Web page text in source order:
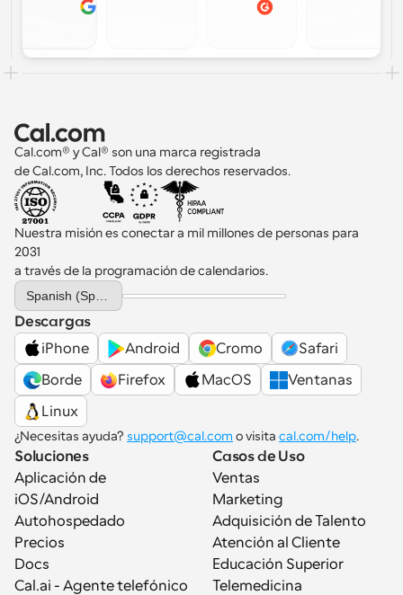
Cal.com® y Cal® son una marca registrada
de Cal.com, Inc. Todos los derechos reservados.
Nuestra misión es conectar a mil millones de personas para
2031
a través de la programación de calendarios.
Select Language
Descargas
iPhone
Android Cromo
Safari
Borde
Firefox MacOS
Ventanas
Linux
¿Necesitas ayuda? support@cal.com o visita cal.com/help.
Soluciones
Aplicación de
iOS/Android
Autohospedado
Precios
Docs
Cal.ai - Agente telefónico
Casos de Uso
Ventas
Marketing
Adquisición de Talento
Atención al Cliente
Educación Superior
Telemedicina